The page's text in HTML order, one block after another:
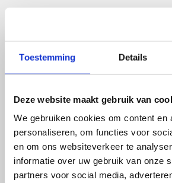
Toestemming Details
Deze website maakt gebruik van
We gebruiken cookies om content en
personaliseren, om functies voor
en om ons websiteverkeer te
informatie over uw gebruik van onze
partners voor social media,